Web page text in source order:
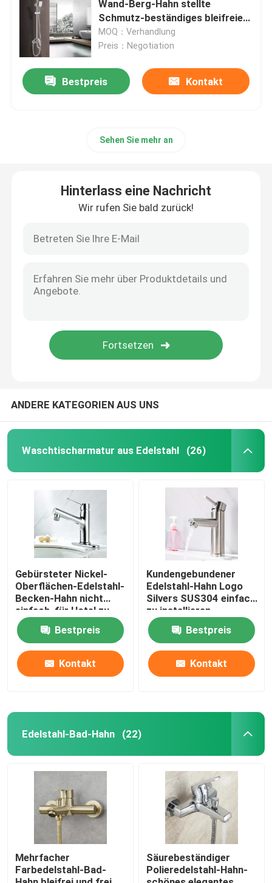
Wand-Berg-Hahn stellte
Schmutz-beständiges bleifreies
ein
MOQ：Verhandlung
Preis：Negotiation
Bestpreis Kontakt
Sehen Sie mehr an
Hinterlass eine Nachricht
Wir rufen Sie bald zurück!
ANDERE KATEGORIEN AUS UNS
Waschtischarmatur aus Edelstahl (26)
Gebürsteter Nickel-
Oberflächen-Edelstahl-
Becken-Hahn nicht
einfach, für Hotel zu
verrosten
Bestpreis
Kontakt
Kundengebundener
Edelstahl-Hahn Logo
Silvers SUS304 einfach
zu installieren
Bestpreis
Kontakt
Edelstahl-Bad-Hahn (22)
Mehrfacher
Farbedelstahl-Bad-
Säurebeständiger
Polieredelstahl-Hahn-